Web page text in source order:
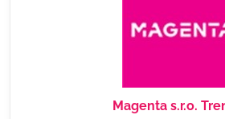
Magenta s.r.o.